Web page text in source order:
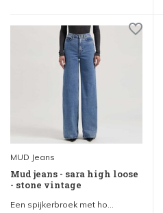
MUD Jeans
Mud jeans - sara high loose
- stone vintage
Een spijkerbroek met ho...